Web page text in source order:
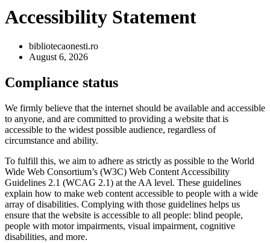
Accessibility Statement
bibliotecaonesti.ro
August 6, 2026
Compliance status
We firmly believe that the internet should be available and accessible
to anyone, and are committed to providing a website that is
accessible to the widest possible audience, regardless of
circumstance and ability.
To fulfill this, we aim to adhere as strictly as possible to the World
Wide Web Consortium’s (W3C) Web Content Accessibility
Guidelines 2.1 (WCAG 2.1) at the AA level. These guidelines
explain how to make web content accessible to people with a wide
array of disabilities. Complying with those guidelines helps us
ensure that the website is accessible to all people: blind people,
people with motor impairments, visual impairment, cognitive
disabilities, and more.